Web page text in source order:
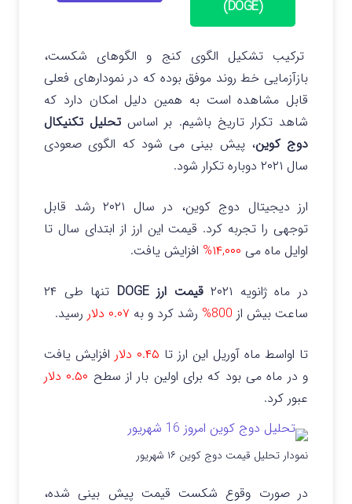
(DOGE)
ترکیب تشکیل الگوی کنج و الگوهای شکست،
بازآزمایی خط روند موفق بوده که در نمودارهای فعلی
قابل مشاهده است به همین دلیل امکان دارد که
شاهد تکرار تاریخ باشیم. بر اساستحلیل تکنیکال
دوج کوین، پیش بینی می شود که الگوی صعودی
سال ۲۰۲۱ دوباره تکرار شود.
ارز دیجیتال دوج کوین، در سال ۲۰۲۱ رشد قابل
توجهی را تجربه کرد. قیمت این ارز از ابتدای سال تا
اوایل ماه می ۱۴,۰۰۰% افزایش یافت.
در ماه ژانویه ۲۰۲۱ قیمت ارز DOGE
تنها طی ۲۴
ساعت بیش از
رشد کرد و به ۰.۰۷ دلار رسید.
تا اواسط ماه آوریل این ارز تا ۰.۴۵ دلار
افزایش یافت
و در ماه می بود که برای اولین بار از سطح ۰.۵۰ دلار
عبور کرد.
نمودار تحلیل قیمت دوج کوین ۱۶ شهریور
در صورت وقوع شکست قیمت پیش بینی شده،